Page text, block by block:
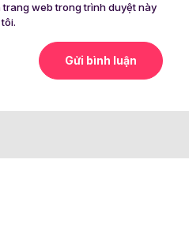
trang web trong trình duyệt này